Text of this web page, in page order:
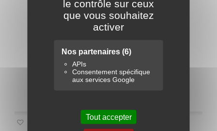
le contrôle sur ceux
que vous souhaitez
activer
Nos partenaires (6)
APIs
Consentement spécifique
aux services Google
Tout accepter
Compteur mécanique pour pompe a essence
/...
Ajouter au panier
Ajouter à ma liste d'envies